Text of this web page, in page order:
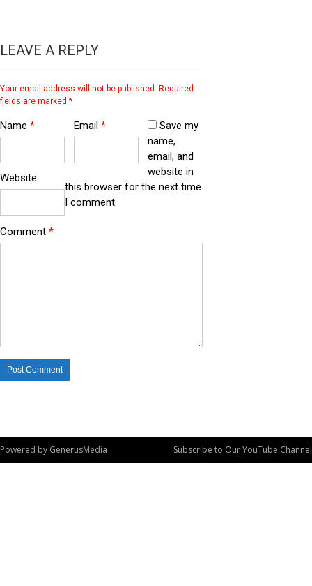
LEAVE A REPLY
Your email address will not be published. Required
fields are marked *
Name * Email*
Website
Save my
name,
email, and
website in
this browser for the next time
I comment.
Comment *
Powered by GenerusMedia Subscribe to Our YouTube Channel